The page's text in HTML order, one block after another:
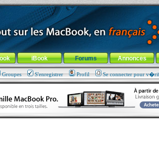
menu de la rubrique
iBook Forums Annonces
Groupes S'enregistrer Profil Se connecter pour